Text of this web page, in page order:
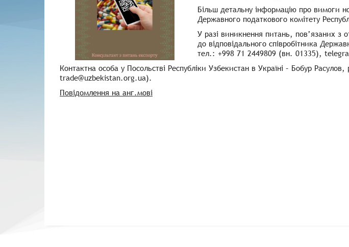
Більш детальну інформацію про вимоги
Державного податкового комітету
У разі виникнення питань, пов’язаних з
до відповідального співробітника
тел.: +998 71 2449809 (вн. 01335),
Контактна особа у Посольстві Республіки Узбекистан в Україні – Бобур
trade@uzbekistan.org.ua).
Повідомлення на анг.мові